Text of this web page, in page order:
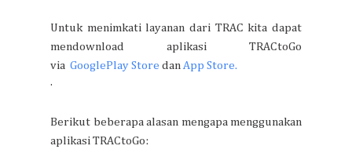
Untuk menimkati layanan dari TRAC kita dapat
mendownload aplikasi TRACtoGo
via GooglePlay Store dan App Store.
·
Berikut beberapa alasan mengapa menggunakan
aplikasi TRACtoGo: